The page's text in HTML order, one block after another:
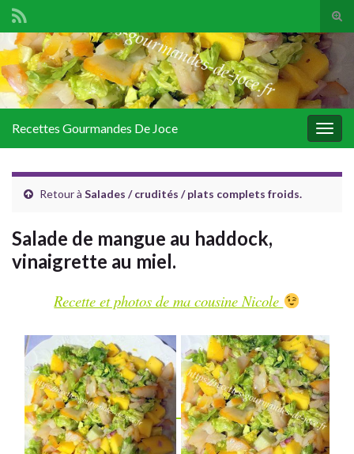
Search for:
Recettes Gourmandes De Joce
Retour à Salades / crudités / plats complets froids.
Salade de mangue au haddock,
vinaigrette au miel.
Recette et photos de ma cousine Nicole